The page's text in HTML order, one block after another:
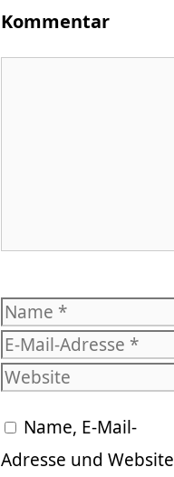
Kommentar
Name
E-
Mail-
Website
Name, E-Mail-
Adresse und Website